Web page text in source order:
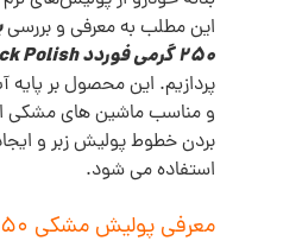
این مطلب به معرفی و بررسی
250 گرمی فوردد 4DAD Black Polish
پردازیم. این محصول بر
و مناسب ماشین های مشکی
بردن خطوط پولیش زبر و
استفاده می شود.